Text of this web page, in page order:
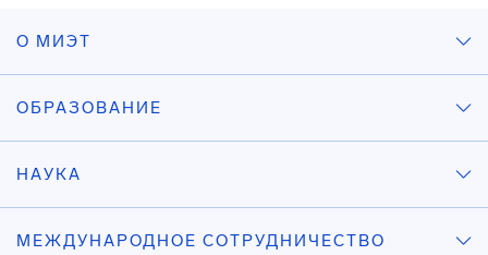
О МИЭТ
ОБРАЗОВАНИЕ
НАУКА
МЕЖДУНАРОДНОЕ СОТРУДНИЧЕСТВО